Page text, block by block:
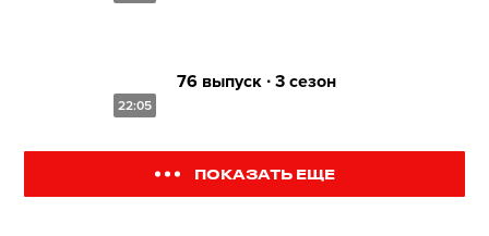
22:05
76 выпуск ∙ 3 сезон
ПОКАЗАТЬ ЕЩЕ